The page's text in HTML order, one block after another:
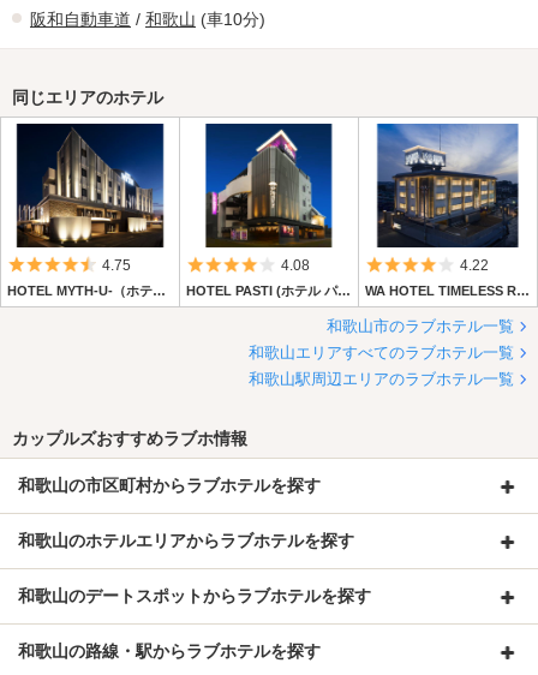
阪和自動車道 / 和歌山 (車10分)
同じエリアのホテル
5つ星のうち4.5
4.75
HOTEL MYTH-U-（ホテル マイス ユー）
5つ星のうち4
4.08
HOTEL PASTI (ホテル パスティ)
5つ星のうち4
4.22
WA HOTEL TIMELESS RESORT (ワ ホテル タイムレス リゾート)
和歌山市のラブホテル一覧
和歌山エリアすべてのラブホテル一覧
和歌山駅周辺エリアのラブホテル一覧
カップルズおすすめラブホ情報
和歌山の市区町村からラブホテルを探す
和歌山のホテルエリアからラブホテルを探す
和歌山のデートスポットからラブホテルを探す
和歌山の路線・駅からラブホテルを探す